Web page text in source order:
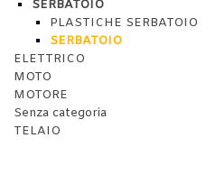
SERBATOIO
PLASTICHE SERBATOIO
SERBATOIO
ELETTRICO
MOTO
MOTORE
Senza categoria
TELAIO